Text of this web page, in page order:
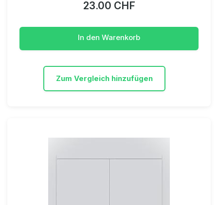
23.00 CHF
In den Warenkorb
Zum Vergleich hinzufügen